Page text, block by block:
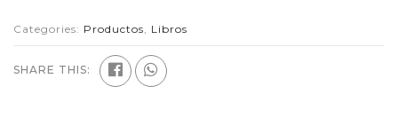
Categories: Productos Libros
SHARE THIS: